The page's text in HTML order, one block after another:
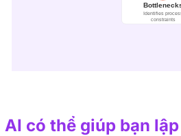
AI có thể giúp bạn